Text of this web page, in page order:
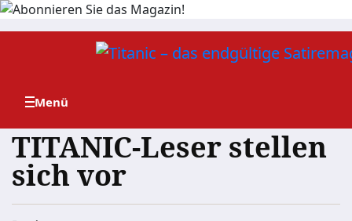
Zum
TITANIC-Leser stellen
sich vor